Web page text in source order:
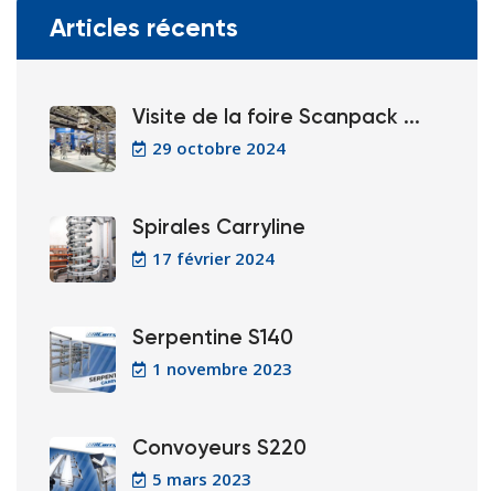
Articles récents
Visite de la foire Scanpack ...
29 octobre 2024
Spirales Carryline
17 février 2024
Serpentine S140
1 novembre 2023
Convoyeurs S220
5 mars 2023